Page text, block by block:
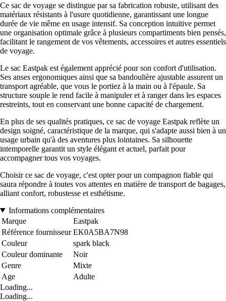
Ce sac de voyage se distingue par sa fabrication robuste, utilisant des
matériaux résistants à l'usure quotidienne, garantissant une longue
durée de vie même en usage intensif. Sa conception intuitive permet
une organisation optimale grâce à plusieurs compartiments bien pensés,
facilitant le rangement de vos vêtements, accessoires et autres essentiels
de voyage.
Le sac Eastpak est également apprécié pour son confort d'utilisation.
Ses anses ergonomiques ainsi que sa bandoulière ajustable assurent un
transport agréable, que vous le portiez à la main ou à l'épaule. Sa
structure souple le rend facile à manipuler et à ranger dans les espaces
restreints, tout en conservant une bonne capacité de chargement.
En plus de ses qualités pratiques, ce sac de voyage Eastpak reflète un
design soigné, caractéristique de la marque, qui s'adapte aussi bien à un
usage urbain qu'à des aventures plus lointaines. Sa silhouette
intemporelle garantit un style élégant et actuel, parfait pour
accompagner tous vos voyages.
Choisir ce sac de voyage, c'est opter pour un compagnon fiable qui
saura répondre à toutes vos attentes en matière de transport de bagages,
alliant confort, robustesse et esthétisme.
Informations complémentaires
Marque
Eastpak
Référence fournisseur EK0A5BA7N98
Couleur
spark black
Couleur dominante
Noir
Genre
Mixte
Age
Adulte
Loading...
Loading...